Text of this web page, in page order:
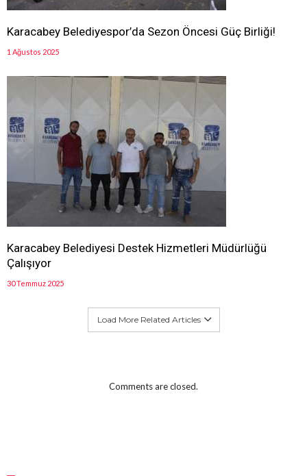
Karacabey Belediyespor’da Sezon Öncesi Güç Birliği!
1 Ağustos 2025
Karacabey Belediyesi Destek Hizmetleri Müdürlüğü
Çalışıyor
30 Temmuz 2025
Load More Related Articles
Comments are closed.